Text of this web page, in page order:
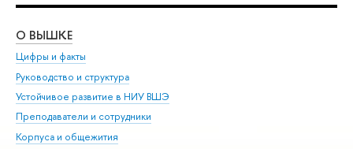
О ВЫШКЕ
Цифры и факты
Руководство и структура
Устойчивое развитие в НИУ ВШЭ
Преподаватели и сотрудники
Корпуса и общежития